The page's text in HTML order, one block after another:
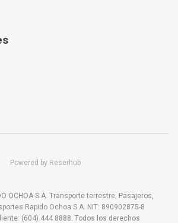
Powered by Reserhub
OCHOA S.A. Transporte terrestre, Pasajeros,
Rapido Ochoa S.A. NIT: 890902875-8
(604) 444 8888. Todos los derechos